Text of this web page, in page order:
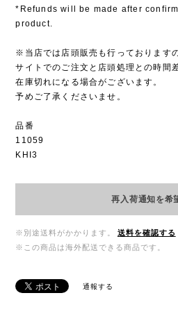
*Refunds will be made after
product.
※当店では店頭販売も行っております
サイトでのご注文と店頭処理との時間
在庫切れになる場合がございます。
予めご了承くださいませ。
品番
11059
KHI3
再入荷通知を希
※別途送料がかかります。
送料を確認する
※この商品は海外配送できる商品です。
通報する